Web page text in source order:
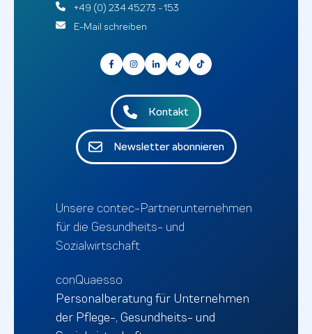
+49 (0) 234 45273 - 153
E-Mail schreiben
Kontakt
Newsletter abonnieren
Unsere contec-Partnerunternehmen
für die Gesundheits- und
Sozialwirtschaft
conQuaesso
Personalberatung für Unternehmen
der Pflege-, Gesundheits- und